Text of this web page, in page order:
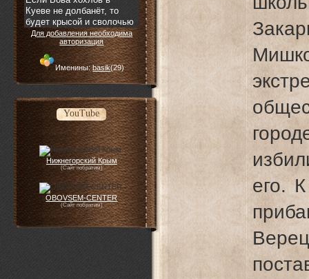
Для добавления необходима
авторизация
Именины:basik(29)
YouTube
Нижнегорский Крым
(Сайт побратим)
OBOVSEM-CENTER
(Сайт побратим)
его.